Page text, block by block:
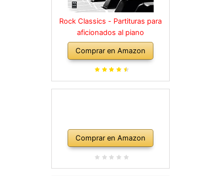
Rock Classics - Partituras para
aficionados al piano
Comprar en Amazon
Comprar en Amazon